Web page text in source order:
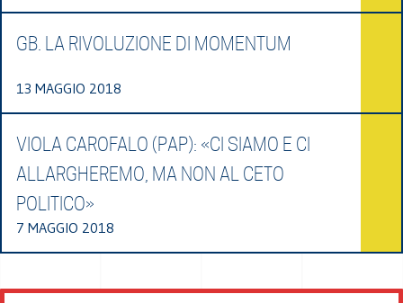
GB. LA RIVOLUZIONE DI MOMENTUM
13 MAGGIO 2018
VIOLA CAROFALO (PAP): «CI SIAMO E CI
ALLARGHEREMO, MA NON AL CETO
POLITICO»
7 MAGGIO 2018